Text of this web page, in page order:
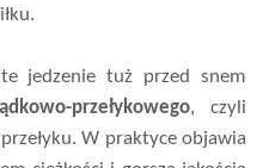
jedzenie tuż przed snem
przełykowego, czyli
W praktyce objawia